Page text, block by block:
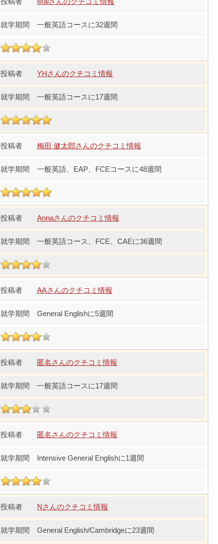
一般英語コースに32週間
YHさんのクチコミ情報
一般英語コースに17週間
梅田 健太郎さんのクチコミ情報
一般英語、EAP、FCEコースに48週間
Annaさんのクチコミ情報
一般英語コース、FCE、CAEに36週間
AAさんのクチコミ情報
General Englishに5週間
匿名さんのクチコミ情報
一般英語コースに17週間
匿名さんのクチコミ情報
Intensive General Englishに1週間
Nさんのクチコミ情報
General English/Cambridgeに23週間